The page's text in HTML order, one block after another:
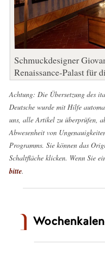
Schmuckdesigner
Renaissance-Palast für
Achtung: Die Übersetzung des
Deutsche wurde mit Hilfe
uns, alle Artikel zu überprüfen,
Abwesenheit von
Programms. Sie können das
Schaltfläche klicken. Wenn Sie
bitte.